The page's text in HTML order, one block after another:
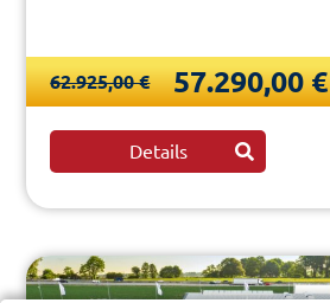
62.925,00 € 57.290,00 €
Details